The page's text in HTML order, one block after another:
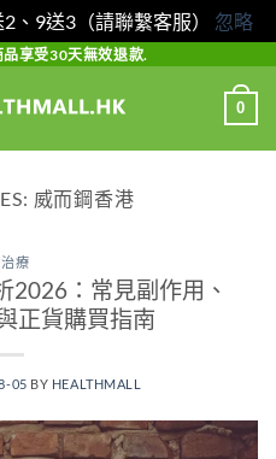
、9送3（請聯繫客服） 忽略
享受30天無效退款.
0
威而鋼香港
治療
2026：常見副作用、
正貨購買指南
05 BY HEALTHMALL